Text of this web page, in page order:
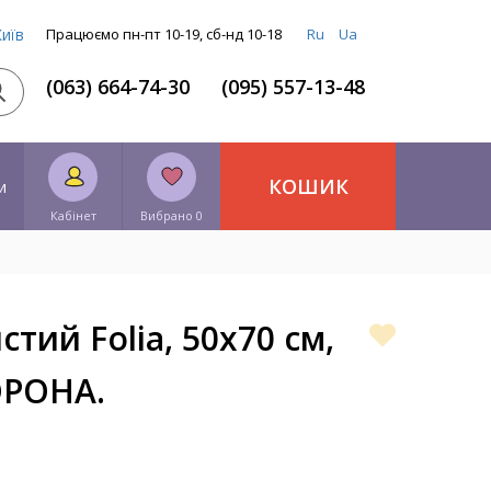
Працюємо пн-пт 10-19, сб-нд 10-18 Ru Ua
(063) 664-74-30 (095) 557-13-48
Кабінет Вибрано 0
КОШИК
Folia, 50х70 см,